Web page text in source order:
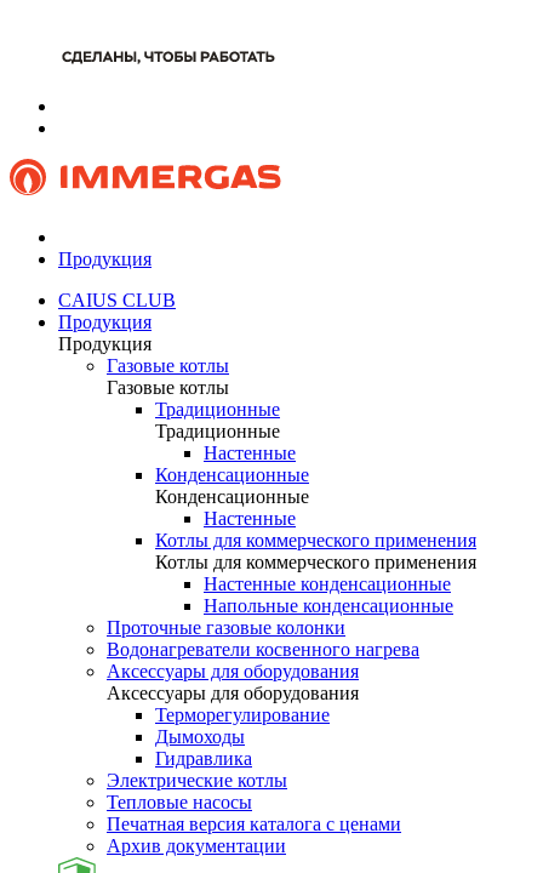
Продукция
CAIUS CLUB
Продукция
Продукция
Газовые котлы
Газовые котлы
Традиционные
Традиционные
Настенные
Конденсационные
Конденсационные
Настенные
Котлы для коммерческого применения
Котлы для коммерческого применения
Настенные конденсационные
Напольные конденсационные
Проточные газовые колонки
Водонагреватели косвенного нагрева
Аксессуары для оборудования
Аксессуары для оборудования
Терморегулирование
Дымоходы
Гидравлика
Электрические котлы
Тепловые насосы
Печатная версия каталога с ценами
Архив документации